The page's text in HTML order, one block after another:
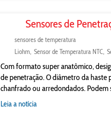
Sensores de
sensores de temperatura
Liohm Sensor de Temperatura NTC
Com formato super anatômico,
de penetração. O diâmetro da
chanfrado ou arredondados. Podem
Leia a notícia